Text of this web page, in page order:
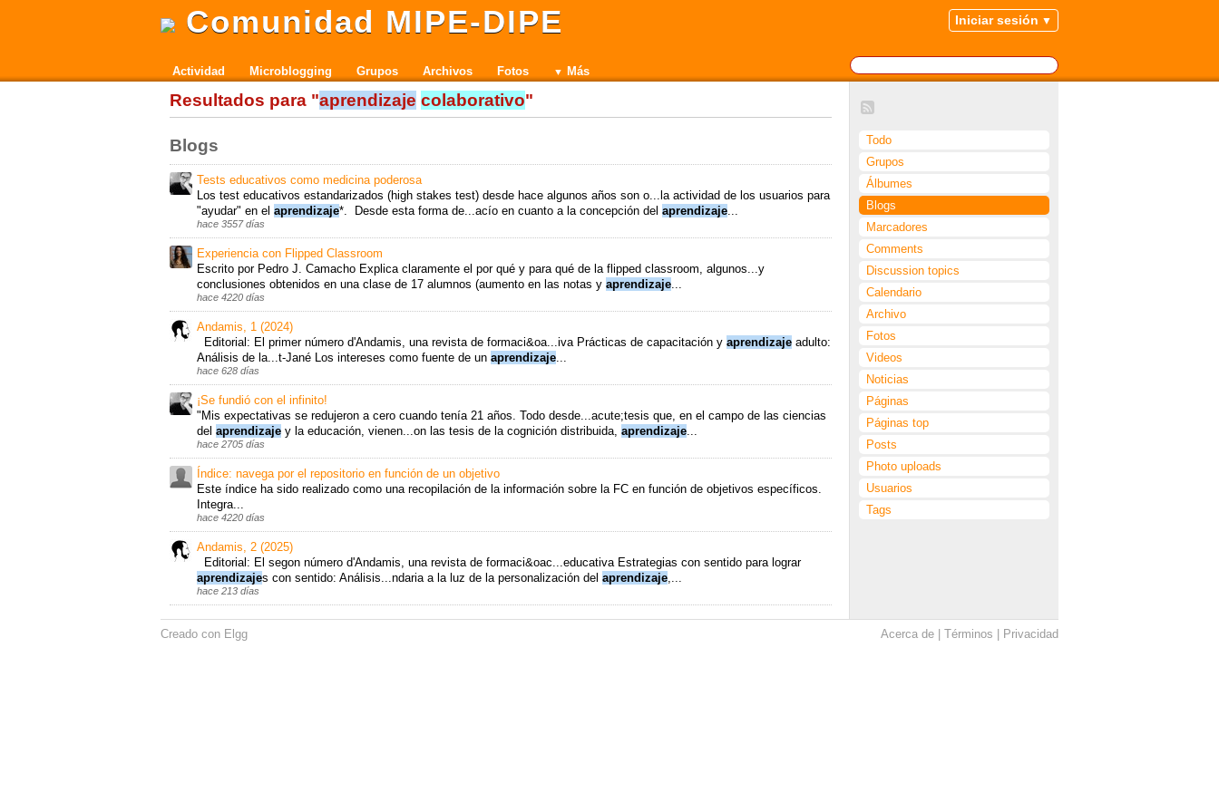
Comunidad MIPE-DIPE Iniciar sesión
Actividad Microblogging Grupos Archivos Fotos Más
Todo
Grupos
Álbumes
Blogs
Marcadores
Comments
Discussion topics
Calendario
Archivo
Fotos
Videos
Noticias
Páginas
Páginas top
Posts
Photo uploads
Usuarios
Tags
Resultados para "aprendizaje colaborativo"
Blogs
Tests educativos como medicina poderosa
Los test educativos estandarizados (high stakes test) desde hace algunos años son o...la actividad de los usuarios para
"ayudar" en el aprendizaje*. Desde esta forma de...acío en cuanto a la concepción del aprendizaje...
hace 3557 días
Experiencia con Flipped Classroom
Escrito por Pedro J. Camacho Explica claramente el por qué y para qué de la flipped classroom, algunos...y
conclusiones obtenidos en una clase de 17 alumnos (aumento en las notas y aprendizaje...
hace 4220 días
Andamis, 1 (2024)
Editorial: El primer número d'Andamis, una revista de formaci&oa...iva Prácticas de capacitación y aprendizaje adulto:
Análisis de la...t-Jané Los intereses como fuente de un aprendizaje...
hace 628 días
¡Se fundió con el infinito!
"Mis expectativas se redujeron a cero cuando tenía 21 años. Todo desde...acute;tesis que, en el campo de las ciencias
del aprendizaje y la educación, vienen...on las tesis de la cognición distribuida, aprendizaje...
hace 2705 días
Índice: navega por el repositorio en función de un objetivo
Este índice ha sido realizado como una recopilación de la información sobre la FC en función de objetivos específicos.
Integra...
hace 4220 días
Andamis, 2 (2025)
Editorial: El segon número d'Andamis, una revista de formaci&oac...educativa Estrategias con sentido para lograr
aprendizajes con sentido: Análisis...ndaria a la luz de la personalización del aprendizaje,...
hace 213 días
Acerca de Términos Privacidad
Creado con Elgg